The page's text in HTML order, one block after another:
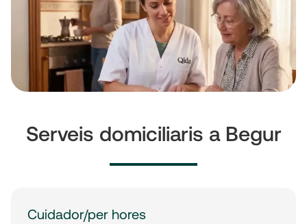
Serveis domiciliaris a Begur
Cuidador/per hores